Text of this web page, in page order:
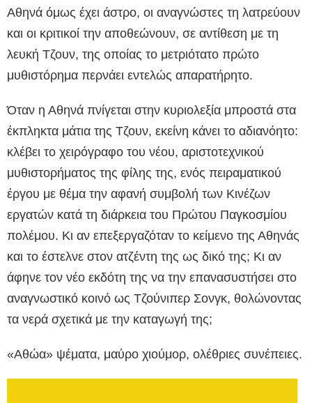
Αθηνά όμως έχει άστρο, οι αναγνώστες τη λατρεύουν
και οι κριτικοί την αποθεώνουν, σε αντίθεση με τη
λευκή Τζουν, της οποίας το μετριότατο πρώτο
μυθιστόρημα περνάει εντελώς απαρατήρητο.
Όταν η Αθηνά πνίγεται στην κυριολεξία μπροστά στα
έκπληκτα μάτια της Τζουν, εκείνη κάνει το αδιανόητο:
κλέβει το χειρόγραφο του νέου, αριστοτεχνικού
μυθιστορήματος της φίλης της, ενός πειραματικού
έργου με θέμα την αφανή συμβολή των Κινέζων
εργατών κατά τη διάρκεια του Πρώτου Παγκοσμίου
πολέμου. Κι αν επεξεργαζόταν το κείμενο της Αθηνάς
και το έστελνε στον ατζέντη της ως δικό της; Κι αν
άφηνε τον νέο εκδότη της να την επανασυστήσει στο
αναγνωστικό κοινό ως Τζούνιπερ Σονγκ, θολώνοντας
τα νερά σχετικά με την καταγωγή της;
«Αθώα» ψέματα, μαύρο χιούμορ, ολέθριες συνέπειες.